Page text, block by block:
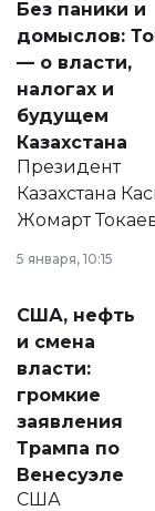
Без паники и
домыслов:
— о власти,
налогах и
будущем
Казахстана
Президент
Казахстана
Жомарт
сразу
актуальных
от слухов о
политических
реформах до
вопросов
экономики и
личного
5 января, 10:15
США, нефть
и смена
власти:
громкие
заявления
Трампа по
Венесуэле
США